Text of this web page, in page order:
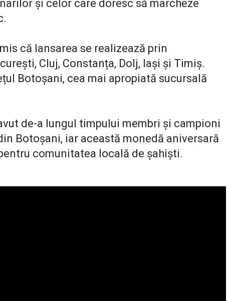
și celor care doresc să marcheze
că lansarea se realizează prin
Cluj, Constanța, Dolj, Iași și Timiș.
Botoșani, cea mai apropiată sucursală
de-a lungul timpului membri și campioni
Botoșani, iar această monedă aniversară
comunitatea locală de șahiști.